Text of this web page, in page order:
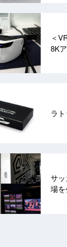
＜
8K
ラ
サ
場